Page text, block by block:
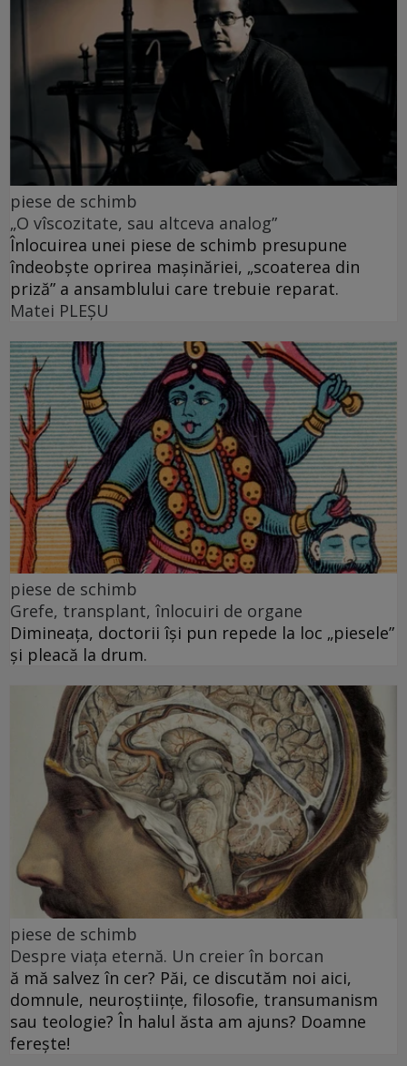
piese de schimb
„O vîscozitate, sau altceva analog”
Înlocuirea unei piese de schimb presupune
îndeobște oprirea mașinăriei, „scoaterea din
priză” a ansamblului care trebuie reparat.
Matei PLEŞU
piese de schimb
Grefe, transplant, înlocuiri de organe
Dimineața, doctorii își pun repede la loc „piesele”
și pleacă la drum.
piese de schimb
Despre viața eternă. Un creier în borcan
ă mă salvez în cer? Păi, ce discutăm noi aici,
domnule, neuroștiințe, filosofie, transumanism
sau teologie? În halul ăsta am ajuns? Doamne
ferește!